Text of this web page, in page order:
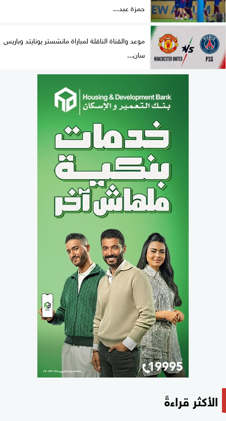
حمزة عبد...
موعد والقناة الناقلة لمباراة مانشستر يونايتد وباريس
سان...
الأكثر قراءةً